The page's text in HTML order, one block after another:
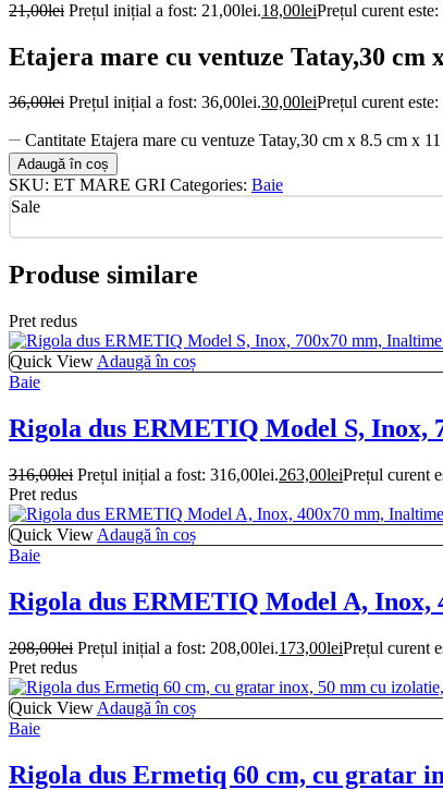
21,00lei Prețul inițial a fost: 21,00lei.18,00leiPrețul curent
Etajera mare cu ventuze Tatay,30 cm
36,00lei Prețul inițial a fost: 36,00lei.30,00leiPrețul curent
Cantitate Etajera mare cu ventuze Tatay,30 cm x 8.5 cm x
Adaugă în coș
SKU: ET MARE GRI Categories: Baie
Sale
Produse similare
Pret redus
Quick View Adaugă în coș
Baie
Rigola dus ERMETIQ Model S,
316,00lei Prețul inițial a fost: 316,00lei.263,00leiPrețul curent
Pret redus
Quick View Adaugă în coș
Baie
Rigola dus ERMETIQ Model A, Inox,
208,00lei Prețul inițial a fost: 208,00lei.173,00leiPrețul curent
Pret redus
Quick View Adaugă în coș
Baie
Rigola dus Ermetiq 60 cm, cu gratar